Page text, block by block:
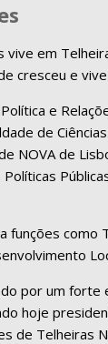
vive em
cresceu e
e
de
NOVA de
funções como
por um forte
hoje
de Telheiras